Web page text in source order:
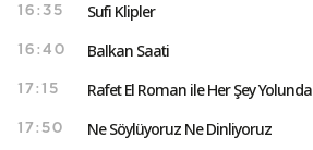
16:35 Sufi Klipler
16:40 Balkan Saati
17:15 Rafet El Roman ile Her Şey Yolunda
17:50 Ne Söylüyoruz Ne Dinliyoruz